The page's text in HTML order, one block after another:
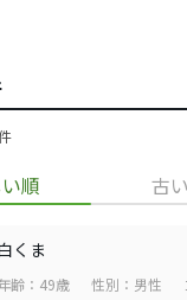
順 古
くま
齢：49歳 性別：男性